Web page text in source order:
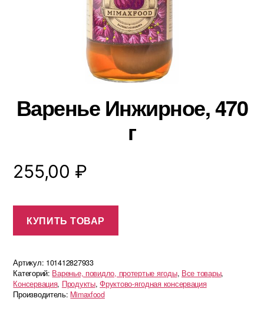
Варенье Инжирное, 470
г
255,00 ₽
КУПИТЬ ТОВАР
Артикул: 101412827933
Категорий: Варенье, повидло, протертые ягоды, Все товары,
Консервация, Продукты,Фруктово-ягодная консервация
Производитель: Mimaxfood